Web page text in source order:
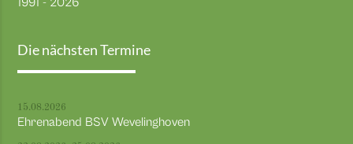
Die nächsten Termine
15.08.2026
Ehrenabend BSV Wevelinghoven